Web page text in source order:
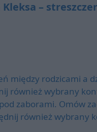
–
między rodzicami a
również wybrany
zaborami. Omów
również wybrany